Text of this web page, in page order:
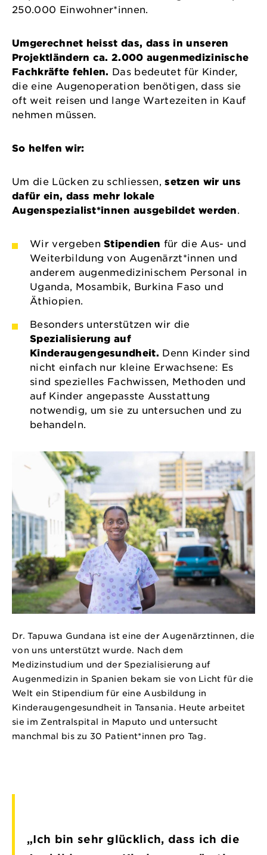
250.000 Einwohner*innen.
Umgerechnet heisst das, dass in unseren
Projektländern ca. 2.000 augenmedizinische
Fachkräfte fehlen. Das bedeutet für Kinder,
die eine Augenoperation benötigen, dass sie
oft weit reisen und lange Wartezeiten in Kauf
nehmen müssen.
So helfen wir:
Um die Lücken zu schliessen,setzen wir uns
dafür ein, dass mehr lokale
Augenspezialist*innen ausgebildet werden.
Wir vergebenStipendien für die Aus- und
Weiterbildung von Augenärzt*innen und
anderem augenmedizinischem Personal in
Uganda, Mosambik, Burkina Faso und
Äthiopien.
Besonders unterstützen wir die
Spezialisierung auf
Kinderaugengesundheit. Denn Kinder sind
nicht einfach nur kleine Erwachsene: Es
sind spezielles Fachwissen, Methoden und
auf Kinder angepasste Ausstattung
notwendig, um sie zu untersuchen und zu
behandeln.
Dr. Tapuwa Gundana ist eine der Augenärztinnen, die
von uns unterstützt wurde. Nach dem
Medizinstudium und der Spezialisierung auf
Augenmedizin in Spanien bekam sie von Licht für die
Welt ein Stipendium für eine Ausbildung in
Kinderaugengesundheit in Tansania. Heute arbeitet
sie im Zentralspital in Maputo und untersucht
manchmal bis zu 30 Patient*innen pro Tag.
„Ich bin sehr glücklich, dass ich die